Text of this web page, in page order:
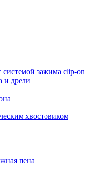
зажима clip-on
и дрели
хвостовиком
пена